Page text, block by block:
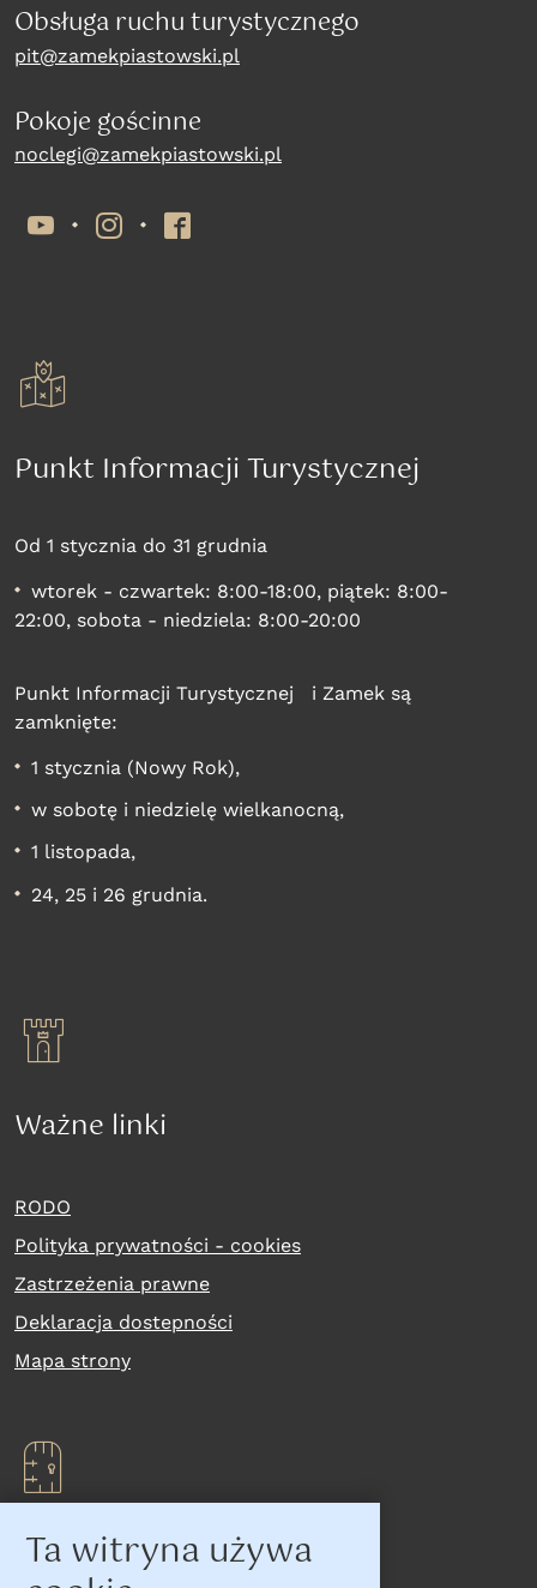
Ta witryna używa
Obsługa ruchu turystycznego
pit@zamekpiastowski.pl
Pokoje gościnne
noclegi@zamekpiastowski.pl
YouTubeInstagramFacebook
Punkt Informacji Turystycznej
Od 1 stycznia do 31 grudnia
wtorek - czwartek: 8:00-18:00, piątek: 8:00-
22:00, sobota - niedziela: 8:00-20:00
Punkt Informacji Turystycznej i Zamek są
zamknięte:
1 stycznia (Nowy Rok),
w sobotę i niedzielę wielkanocną,
1 listopada,
24, 25 i 26 grudnia.
Ważne linki
RODO
Polityka prywatności - cookies
Zastrzeżenia prawne
Deklaracja dostepności
Mapa strony
Na skróty